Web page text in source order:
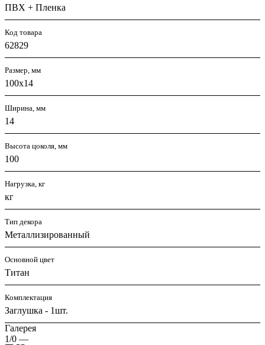
ПВХ + Пленка
Код товара
62829
Размер, мм
100х14
Ширина, мм
14
Высота цоколя, мм
100
Нагрузка, кг
кг
Тип декора
Металлизированный
Основной цвет
Титан
Комплектация
Заглушка - 1шт.
Галерея
1/0 —